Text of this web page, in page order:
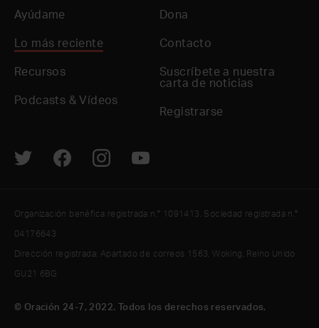
Ayúdame
Lo más reciente
Recursos
Podcasts & Vídeos
Dona
Contacto
Suscríbete a nuestra
carta de noticias
Registrarse
© Oración 24-7, 2022. Todos los derechos reservados.
Organización benéfica registrada n.° 1091413. Sociedad registrada n.°
04176643
Dirección registrada: Apartado de correos 1563, Woking, Reino Unido
GU21 6BG